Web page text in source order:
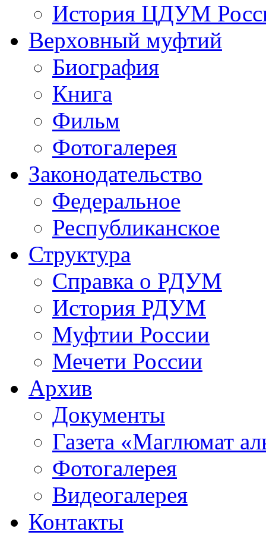
История ЦДУМ
Верховный муфтий
Биография
Книга
Фильм
Фотогалерея
Законодательство
Федеральное
Республиканское
Структура
Справка о РДУМ
История РДУМ
Муфтии России
Мечети России
Архив
Документы
Газета «Маглюмат
Фотогалерея
Видеогалерея
Контакты